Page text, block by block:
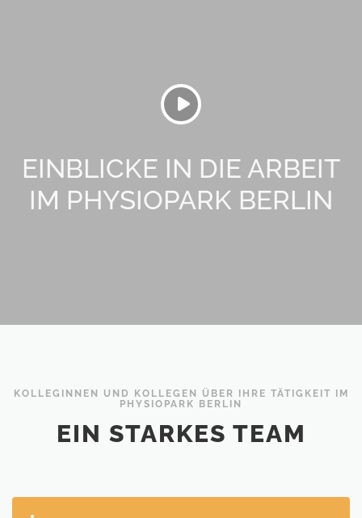
EINBLICKE IN DIE ARBEIT
IM PHYSIOPARK BERLIN
KOLLEGINNEN UND KOLLEGEN ÜBER IHRE TÄTIGKEIT IM
PHYSIOPARK BERLIN
EIN STARKES TEAM